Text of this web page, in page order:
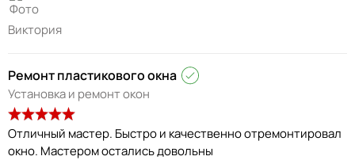
Виктория
Ремонт пластикового окна
Установка и ремонт окон
Отличный мастер. Быстро и качественно отремонтировал
окно. Мастером остались довольны